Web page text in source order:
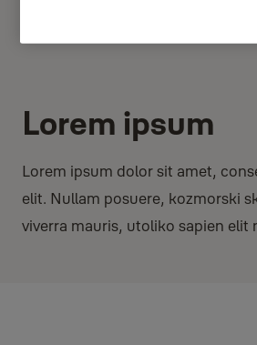
Lorem ipsum
Lorem ipsum dolor sit amet,
elit. Nullam posuere, kozmorski
viverra mauris, utoliko sapien elit